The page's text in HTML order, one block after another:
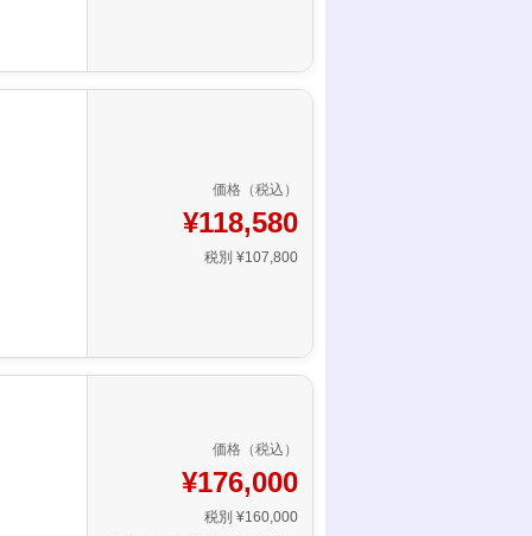
価格（税込）
¥118,580
税別 ¥107,800
価格（税込）
¥176,000
税別 ¥160,000